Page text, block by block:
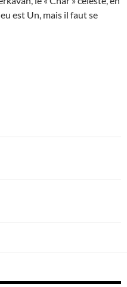
est Un, mais il faut se